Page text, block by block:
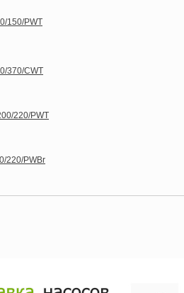
150/PWT
370/CWT
220/PWT
220/PWBr